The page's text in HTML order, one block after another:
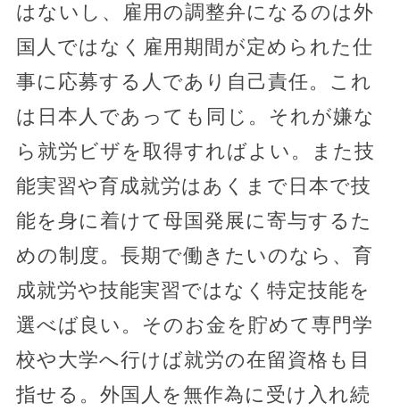
はないし、雇用の調整弁になるのは外
国人ではなく雇用期間が定められた仕
事に応募する人であり自己責任。これ
は日本人であっても同じ。それが嫌な
ら就労ビザを取得すればよい。また技
能実習や育成就労はあくまで日本で技
能を身に着けて母国発展に寄与するた
めの制度。長期で働きたいのなら、育
成就労や技能実習ではなく特定技能を
選べば良い。そのお金を貯めて専門学
校や大学へ行けば就労の在留資格も目
指せる。外国人を無作為に受け入れ続